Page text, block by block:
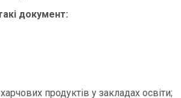
документ:
продуктів у закладах освіти;